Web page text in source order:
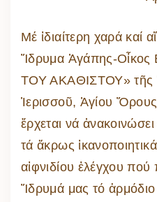
Μέ ἰδιαίτερη χαρά καί
Ἵδρυμα Ἀγάπης-
ΤΟΥ ΑΚΑΘΙΣΤΟΥ» τῆς
Ἱερισσοῦ, Ἁγίου
ἔρχεται νά
τά ἄκρως
αἰφνιδίου ἐλέγχου
Ἵδρυμά μας τό ἁρμόδιο